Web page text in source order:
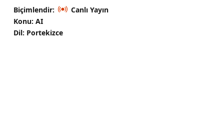
Biçimlendir:
Canlı Yayın
Konu: AI
Dil: Portekizce